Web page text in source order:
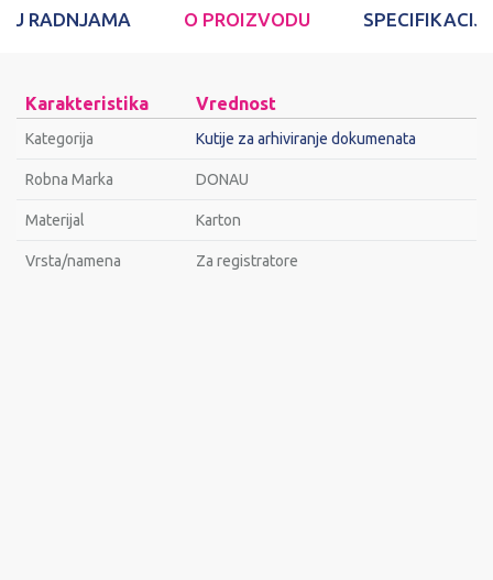
U RADNJAMA O PROIZVODU
Karakteristika Vrednost
Kategorija Kutije za arhiviranje dokumenata
Robna Marka DONAU
Materijal Karton
Vrsta/namena Za registratore